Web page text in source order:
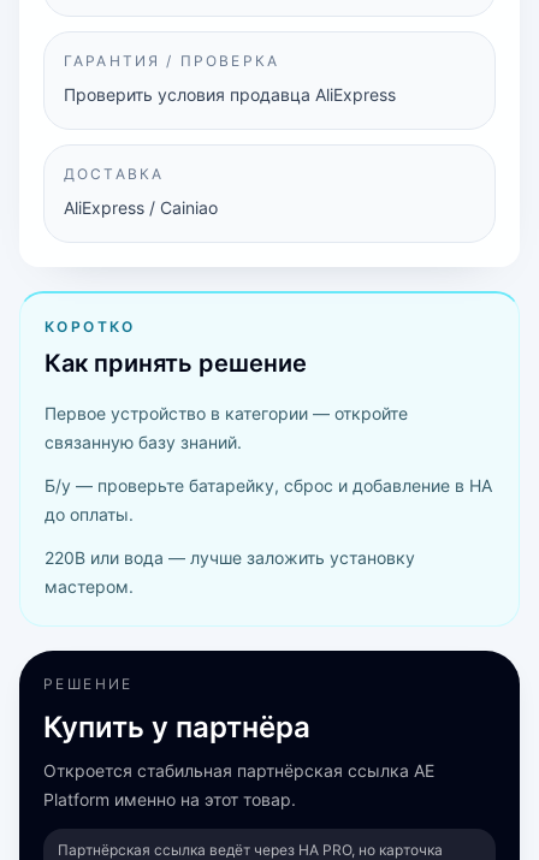
ГАРАНТИЯ / ПРОВЕРКА
Проверить условия продавца AliExpress
ДОСТАВКА
AliExpress / Cainiao
КОРОТКО
Как принять решение
Первое устройство в категории — откройте
связанную базу знаний.
Б/у — проверьте батарейку, сброс и добавление в HA
до оплаты.
220В или вода — лучше заложить установку
мастером.
РЕШЕНИЕ
Купить у партнёра
Откроется стабильная партнёрская ссылка AE
Platform именно на этот товар.
Партнёрская ссылка ведёт через HA PRO, но карточка